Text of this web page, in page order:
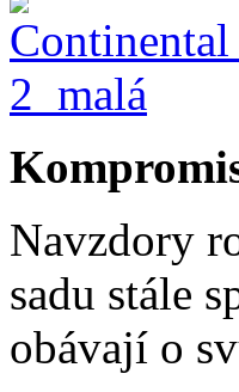
Navzdory
sadu stále
obávají o